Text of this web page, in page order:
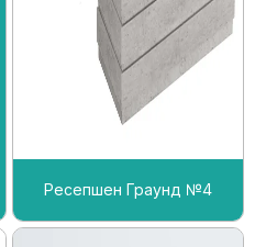
Ресепшен Граунд №4